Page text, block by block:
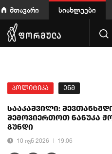
მთავარი სიახლეები
პოლიტიკა ენმ
სააკაშვილი:
შემოვიერთოთ ნანუკა
გუნდი
10 ივნ 2026 19:06